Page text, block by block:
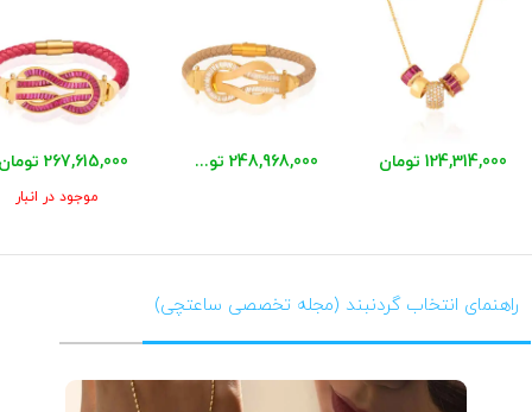
124,314,000 تومان 248,968,000 تومان 267,615,000 تومان
موجود در انبار
راهنمای انتخاب گردنبند (مجله تخصصی ساعتچی)